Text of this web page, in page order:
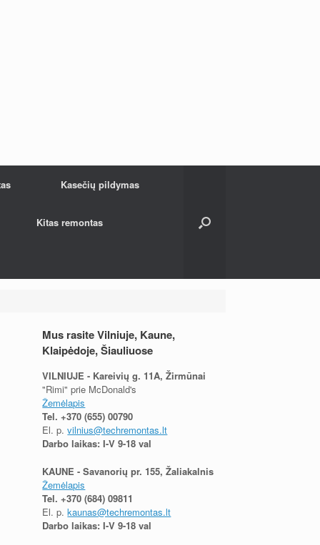
Kasečių pildymas
Kitas remontas
Mus rasite Vilniuje, Kaune,
Klaipėdoje, Šiauliuose
VILNIUJE - Kareivių g. 11A, Žirmūnai
"Rimi" prie McDonald's
Žemėlapis
Tel.+370 (655) 00790
El. p.vilnius@techremontas.lt
Darbo laikas: I-V 9-18 val
KAUNE - Savanorių pr. 155, Žaliakalnis
Žemėlapis
Tel.+370 (684) 09811
El. p.kaunas@techremontas.lt
Darbo laikas: I-V 9-18 val